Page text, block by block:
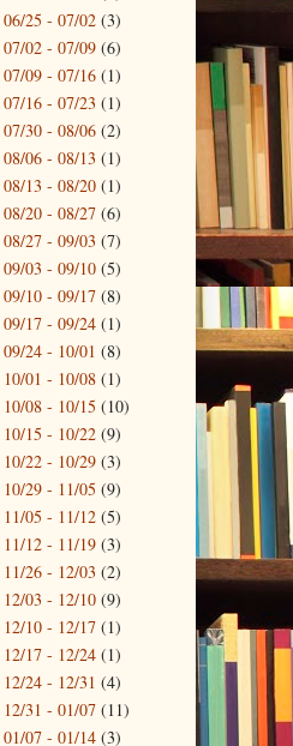
06/25 - 07/02 (3)
07/02 - 07/09 (6)
07/09 - 07/16 (1)
07/16 - 07/23 (1)
07/30 - 08/06 (2)
08/06 - 08/13 (1)
08/13 - 08/20 (1)
08/20 - 08/27 (6)
08/27 - 09/03 (7)
09/03 - 09/10 (5)
09/10 - 09/17 (8)
09/17 - 09/24 (1)
09/24 - 10/01 (8)
10/01 - 10/08 (1)
10/08 - 10/15 (10)
10/15 - 10/22 (9)
10/22 - 10/29 (3)
10/29 - 11/05 (9)
11/05 - 11/12 (5)
11/12 - 11/19 (3)
11/26 - 12/03 (2)
12/03 - 12/10 (9)
12/10 - 12/17 (1)
12/17 - 12/24 (1)
12/24 - 12/31 (4)
12/31 - 01/07 (11)
01/07 - 01/14 (3)